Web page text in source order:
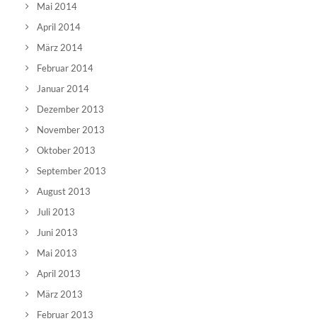
Mai 2014
April 2014
März 2014
Februar 2014
Januar 2014
Dezember 2013
November 2013
Oktober 2013
September 2013
August 2013
Juli 2013
Juni 2013
Mai 2013
April 2013
März 2013
Februar 2013